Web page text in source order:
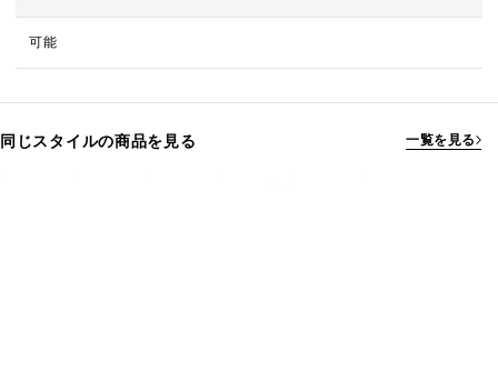
可能
同じスタイルの商品を見る 一覧を見る